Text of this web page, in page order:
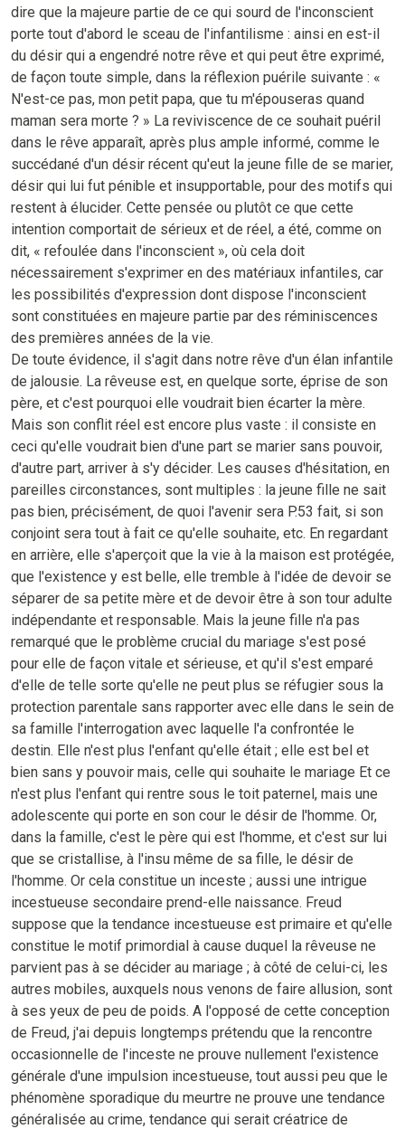
dire que la majeure partie de ce qui sourd de l'inconscient
porte tout d'abord le sceau de l'infantilisme : ainsi en est-il
du désir qui a engendré notre rêve et qui peut être exprimé,
de façon toute simple, dans la réflexion puérile suivante : «
N'est-ce pas, mon petit papa, que tu m'épouseras quand
maman sera morte ? » La reviviscence de ce souhait puéril
dans le rêve apparaît, après plus ample informé, comme le
succédané d'un désir récent qu'eut la jeune fille de se marier,
désir qui lui fut pénible et insupportable, pour des motifs qui
restent à élucider. Cette pensée ou plutôt ce que cette
intention comportait de sérieux et de réel, a été, comme on
dit, « refoulée dans l'inconscient », où cela doit
nécessairement s'exprimer en des matériaux infantiles, car
les possibilités d'expression dont dispose l'inconscient
sont constituées en majeure partie par des réminiscences
des premières années de la vie.
De toute évidence, il s'agit dans notre rêve d'un élan infantile
de jalousie. La rêveuse est, en quelque sorte, éprise de son
père, et c'est pourquoi elle voudrait bien écarter la mère.
Mais son conflit réel est encore plus vaste : il consiste en
ceci qu'elle voudrait bien d'une part se marier sans pouvoir,
d'autre part, arriver à s'y décider. Les causes d'hésitation, en
pareilles circonstances, sont multiples : la jeune fille ne sait
pas bien, précisément, de quoi l'avenir sera P.53 fait, si son
conjoint sera tout à fait ce qu'elle souhaite, etc. En regardant
en arrière, elle s'aperçoit que la vie à la maison est protégée,
que l'existence y est belle, elle tremble à l'idée de devoir se
séparer de sa petite mère et de devoir être à son tour adulte
indépendante et responsable. Mais la jeune fille n'a pas
remarqué que le problème crucial du mariage s'est posé
pour elle de façon vitale et sérieuse, et qu'il s'est emparé
d'elle de telle sorte qu'elle ne peut plus se réfugier sous la
protection parentale sans rapporter avec elle dans le sein de
sa famille l'interrogation avec laquelle l'a confrontée le
destin. Elle n'est plus l'enfant qu'elle était ; elle est bel et
bien sans y pouvoir mais, celle qui souhaite le mariage Et ce
n'est plus l'enfant qui rentre sous le toit paternel, mais une
adolescente qui porte en son cour le désir de l'homme. Or,
dans la famille, c'est le père qui est l'homme, et c'est sur lui
que se cristallise, à l'insu même de sa fille, le désir de
l'homme. Or cela constitue un inceste ; aussi une intrigue
incestueuse secondaire prend-elle naissance. Freud
suppose que la tendance incestueuse est primaire et qu'elle
constitue le motif primordial à cause duquel la rêveuse ne
parvient pas à se décider au mariage ; à côté de celui-ci, les
autres mobiles, auxquels nous venons de faire allusion, sont
à ses yeux de peu de poids. A l'opposé de cette conception
de Freud, j'ai depuis longtemps prétendu que la rencontre
occasionnelle de l'inceste ne prouve nullement l'existence
générale d'une impulsion incestueuse, tout aussi peu que le
phénomène sporadique du meurtre ne prouve une tendance
généralisée au crime, tendance qui serait créatrice de